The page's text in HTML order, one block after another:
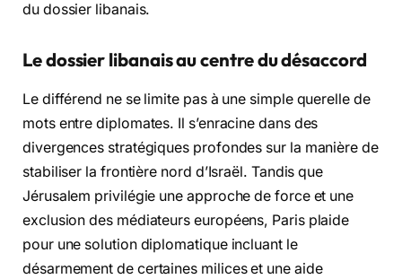
du dossier libanais.
Le dossier libanais au centre du désaccord
Le différend ne se limite pas à une simple querelle de
mots entre diplomates. Il s’enracine dans des
divergences stratégiques profondes sur la manière de
stabiliser la frontière nord d’Israël. Tandis que
Jérusalem privilégie une approche de force et une
exclusion des médiateurs européens, Paris plaide
pour une solution diplomatique incluant le
désarmement de certaines milices et une aide